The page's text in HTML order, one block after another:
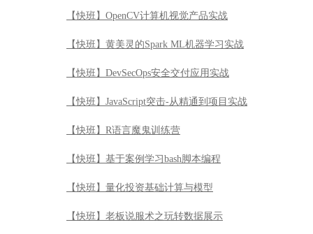
【快班】OpenCV计算机视觉产品实战
【快班】黄美灵的Spark ML机器学习实战
【快班】DevSecOps安全交付应用实战
【快班】JavaScript突击-从精通到项目实战
【快班】R语言魔鬼训练营
【快班】基于案例学习bash脚本编程
【快班】量化投资基础计算与模型
【快班】老板说服术之玩转数据展示